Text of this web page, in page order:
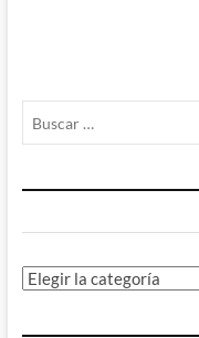
Categorías